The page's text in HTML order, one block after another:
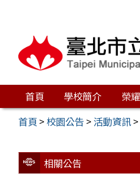
區
首頁 學校簡介 榮
首頁 >校園公告 > 活動資訊>
相關公告